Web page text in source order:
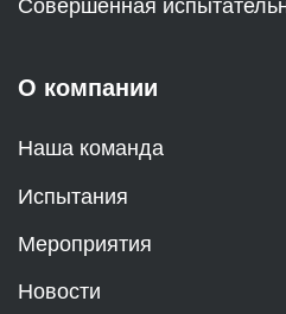
Совершенная
О компании
Наша команда
Испытания
Мероприятия
Новости